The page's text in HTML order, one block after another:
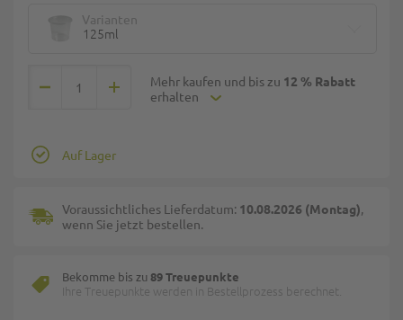
Varianten
125ml
Mehr kaufen und bis zu 12 % Rabatt
erhalten
Auf Lager
Voraussichtliches Lieferdatum: 10.08.2026 (Montag),
wenn Sie jetzt bestellen.
Bekomme bis zu 89 Treuepunkte
Ihre Treuepunkte werden in Bestellprozess berechnet.